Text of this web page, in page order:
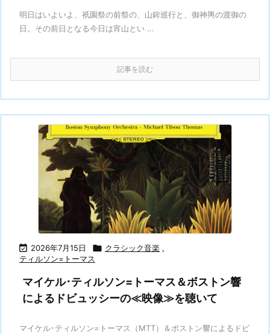
明日はいよいよ、祇園祭の前祭の、山鉾巡行と、御神輿の渡御の
日。その前日となる今日は宵山とい ...
記事を読む
 2026年7月15日  クラシック音楽 ,
ティルソン=トーマス
マイケル･ティルソン=トーマス＆ボストン響
によるドビュッシーの≪映像≫を聴いて
マイケル･ティルソン=トーマス（MTT）＆ボストン響によるドビ